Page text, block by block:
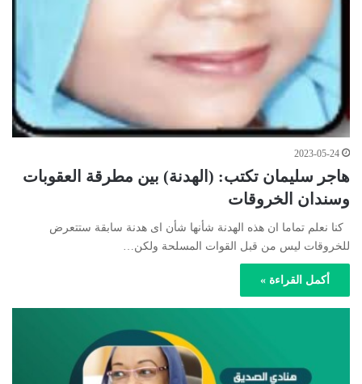
2023-05-24
هاجر سليمان تكتب: (الهدنة) بين مطرقة العقوبات
وسندان الخروقات
كنا نعلم تماما ان هذه الهدنة شأنها شأن اى هدنة سابقة ستتعرض
للخروقات ليس من قبل القوات المسلحة ولكن…
أكمل القراءة »